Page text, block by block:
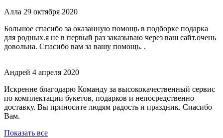
Алла 29 октября 2020
Большое спасибо за оказанную помощь в подборке подарка
для родных.я не в первый раз заказываю через ваш сайт.очень
довольна. Спасибо вам за вашу помощь. .
Андрей 4 апреля 2020
Искренне благодарю Команду за высококачественный сервис
по комплектации букетов, подарков и непосредственно
доставку. Вы приносите людям радость и праздник. Спасибо
Вам.
Показать все